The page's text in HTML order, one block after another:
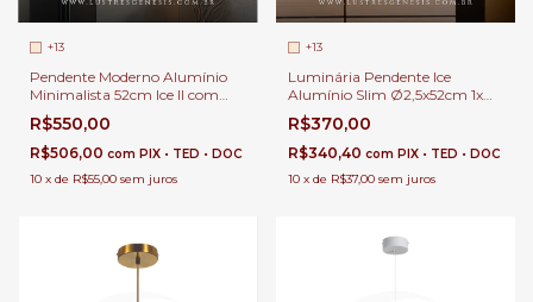
+13
Pendente Moderno Alumínio
Minimalista 52cm Ice II com
Lâmpada Gu10 MR11 Para
Balcão de Cozinha, Lavabo e
Cabeceira de Cama
R$550,00
R$506,00 com PIX • TED • DOC
10 x de R$55,00 sem juros
+13
Luminária Pendente Ice
Alumínio Slim Ø2,5x52cm 1x
G9 Para Balcão de Cozinha,
Lavabo e Cabeceira de Cama
R$370,00
R$340,40 com PIX • TED • DOC
10 x de R$37,00 sem juros